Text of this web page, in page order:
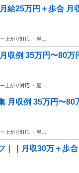
給25万円＋歩合 月
上がり対応 ・屋…
収例 35万円〜80万
上がり対応 ・屋…
月収例 35万円〜80
上がり対応 ・屋…
｜｜月収30万＋歩